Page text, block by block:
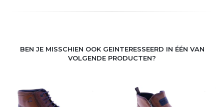
BEN JE MISSCHIEN OOK GEINTERESSEERD IN ÉÉN VAN
VOLGENDE PRODUCTEN?